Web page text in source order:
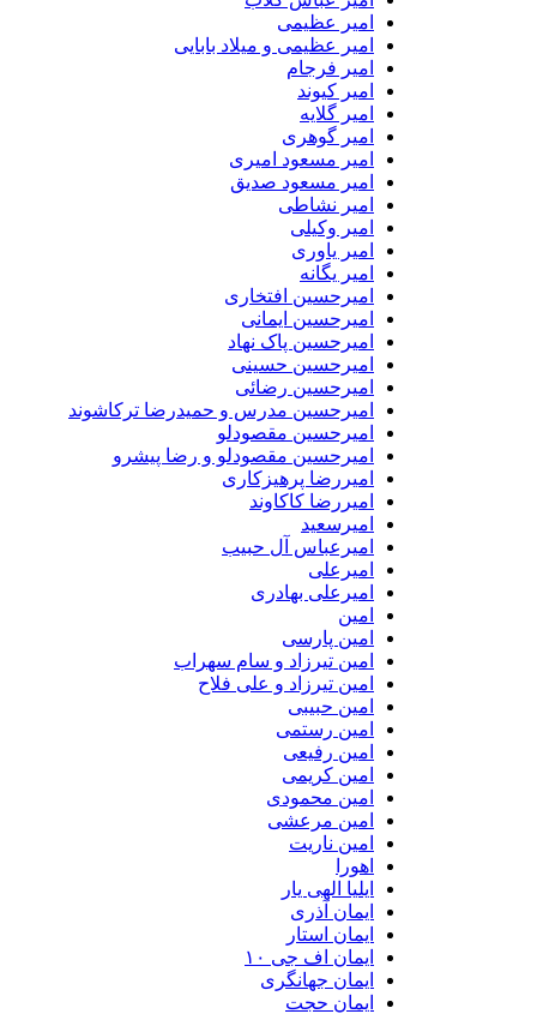
امیر عظیمی
امیر عظیمی و میلاد بابایی
امیر فرجام
امیر کیوند
امیر گلایه
امیر گوهری
امیر مسعود امیری
امیر مسعود صدیق
امیر نشاطی
امیر وکیلی
امیر یاوری
امیر یگانه
امیرحسین افتخاری
امیرحسین ایمانی
امیرحسین پاک نهاد
امیرحسین حسینی
امیرحسین رضائی
امیرحسین مدرس و حمیدرضا ترکاشوند
امیرحسین مقصودلو
امیرحسین مقصودلو و رضا پیشرو
امیررضا پرهیزکاری
امیررضا کاکاوند
امیرسعید
امیرعباس آل حبیب
امیرعلی
امیرعلی بهادری
امین
امین پارسی
امین تیرزاد و سام سهراب
امین تیرزاد و علی فلاح
امین حبیبی
امین رستمی
امین رفیعی
امین کریمی
امین محمودی
امین مرعشی
امین ناریت
اهورا
ایلیا الهی یار
ایمان آذری
ایمان استار
ایمان اف جی ۱۰
ایمان جهانگری
ایمان حجت